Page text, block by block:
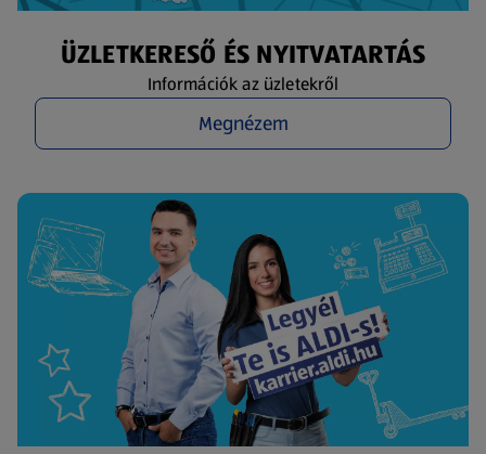
ÜZLETKERESŐ ÉS NYITVATARTÁS
Információk az üzletekről
Megnézem